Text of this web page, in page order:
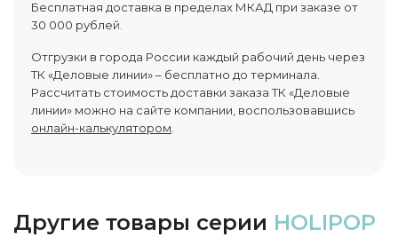
Бесплатная доставка в пределах МКАД при заказе от
30 000 рублей.
Отгрузки в города России каждый рабочий день через
ТК «Деловые линии» – бесплатно до терминала.
Рассчитать стоимость доставки заказа ТК «Деловые
линии» можно на сайте компании, воспользовавшись
онлайн-калькулятором
Другие товары серии HOLIPOP